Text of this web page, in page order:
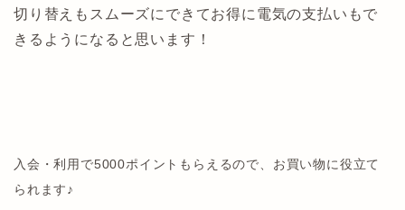
切り替えもスムーズにできてお得に電気の支払いもで
きるようになると思います！
入会・利用で5000ポイントもらえるので、お買い物に役立て
られます♪